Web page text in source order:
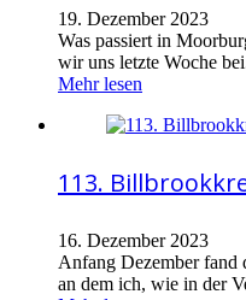
19. Dezember 2023
Was passiert in
wir uns letzte Woche
Mehr lesen
113.
16. Dezember 2023
Anfang Dezember fand
an dem ich, wie in der